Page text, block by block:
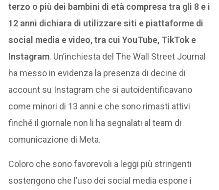
terzo o più dei bambini di età compresa tra gli 8 e i
12 anni dichiara di utilizzare siti e piattaforme di
social media e video, tra cui YouTube, TikTok e
Instagram. Un’inchiesta del The Wall Street Journal
ha messo in evidenza la presenza di decine di
account su Instagram che si autoidentificavano
come minori di 13 anni e che sono rimasti attivi
finché il giornale non li ha segnalati al team di
comunicazione di Meta.
Coloro che sono favorevoli a leggi più stringenti
sostengono che l’uso dei social media espone i